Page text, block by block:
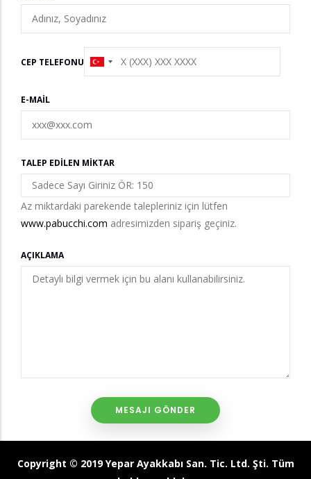
CEP TELEFONU
E-MAIL
TALEP EDILEN MIKTAR
Az miktardaki parekende talepleriniz için lütfen
www.pabucchi.com adresimizden sipariş geçiniz.
AÇIKLAMA
Copyright © 2019 Yepar Ayakkabı San. Tic. Ltd. Şti. Tüm